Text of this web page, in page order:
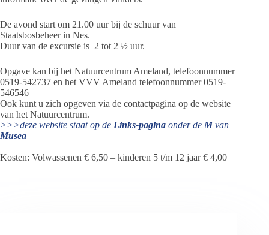
De avond start om 21.00 uur bij de schuur van
Staatsbosbeheer in Nes.
Duur van de excursie is 2 tot 2 ½ uur.
Opgave kan bij het Natuurcentrum Ameland, telefoonnummer
0519-542737 en het VVV Ameland telefoonnummer 0519-
546546
Ook kunt u zich opgeven via de contactpagina op de website
van het Natuurcentrum.
>>>deze website staat op de Links-pagina onder de Mvan
Musea
Kosten: Volwassenen € 6,50 – kinderen 5 t/m 12 jaar € 4,00